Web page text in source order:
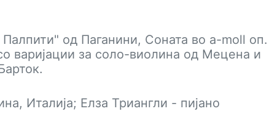
од Паганини, Соната во a-moll оп.
варијации за соло-виолина од Мецена и
Италија; Елза Триангли - пијано